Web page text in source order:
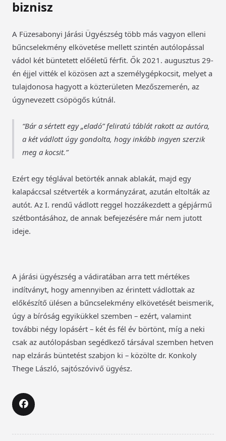
biznisz
A Füzesabonyi Járási Ügyészség több más vagyon elleni
bűncselekmény elkövetése mellett szintén autólopással
vádol két büntetett előéletű férfit. Ők 2021. augusztus 29-
én éjjel vitték el közösen azt a személygépkocsit, melyet a
tulajdonosa hagyott a közterületen Mezőszemerén, az
úgynevezett csöpögős kútnál.
Bár a sértett egy „eladó” feliratú táblát rakott az autóra,
a két vádlott úgy gondolta, hogy inkább ingyen szerzik
meg a kocsit.
Ezért egy téglával betörték annak ablakát, majd egy
kalapáccsal szétverték a kormányzárat, azután eltolták az
autót. Az I. rendű vádlott reggel hozzákezdett a gépjármű
szétbontásához, de annak befejezésére már nem jutott
ideje.
A járási ügyészség a vádiratában arra tett mértékes
indítványt, hogy amennyiben az érintett vádlottak az
előkészítő ülésen a bűncselekmény elkövetését beismerik,
úgy a bíróság egyikükkel szemben – ezért, valamint
további négy lopásért – két és fél év börtönt, míg a neki
csak az autólopásban segédkező társával szemben hetven
nap elzárás büntetést szabjon ki – közölte dr. Konkoly
Thege László, sajtószóvivő ügyész.